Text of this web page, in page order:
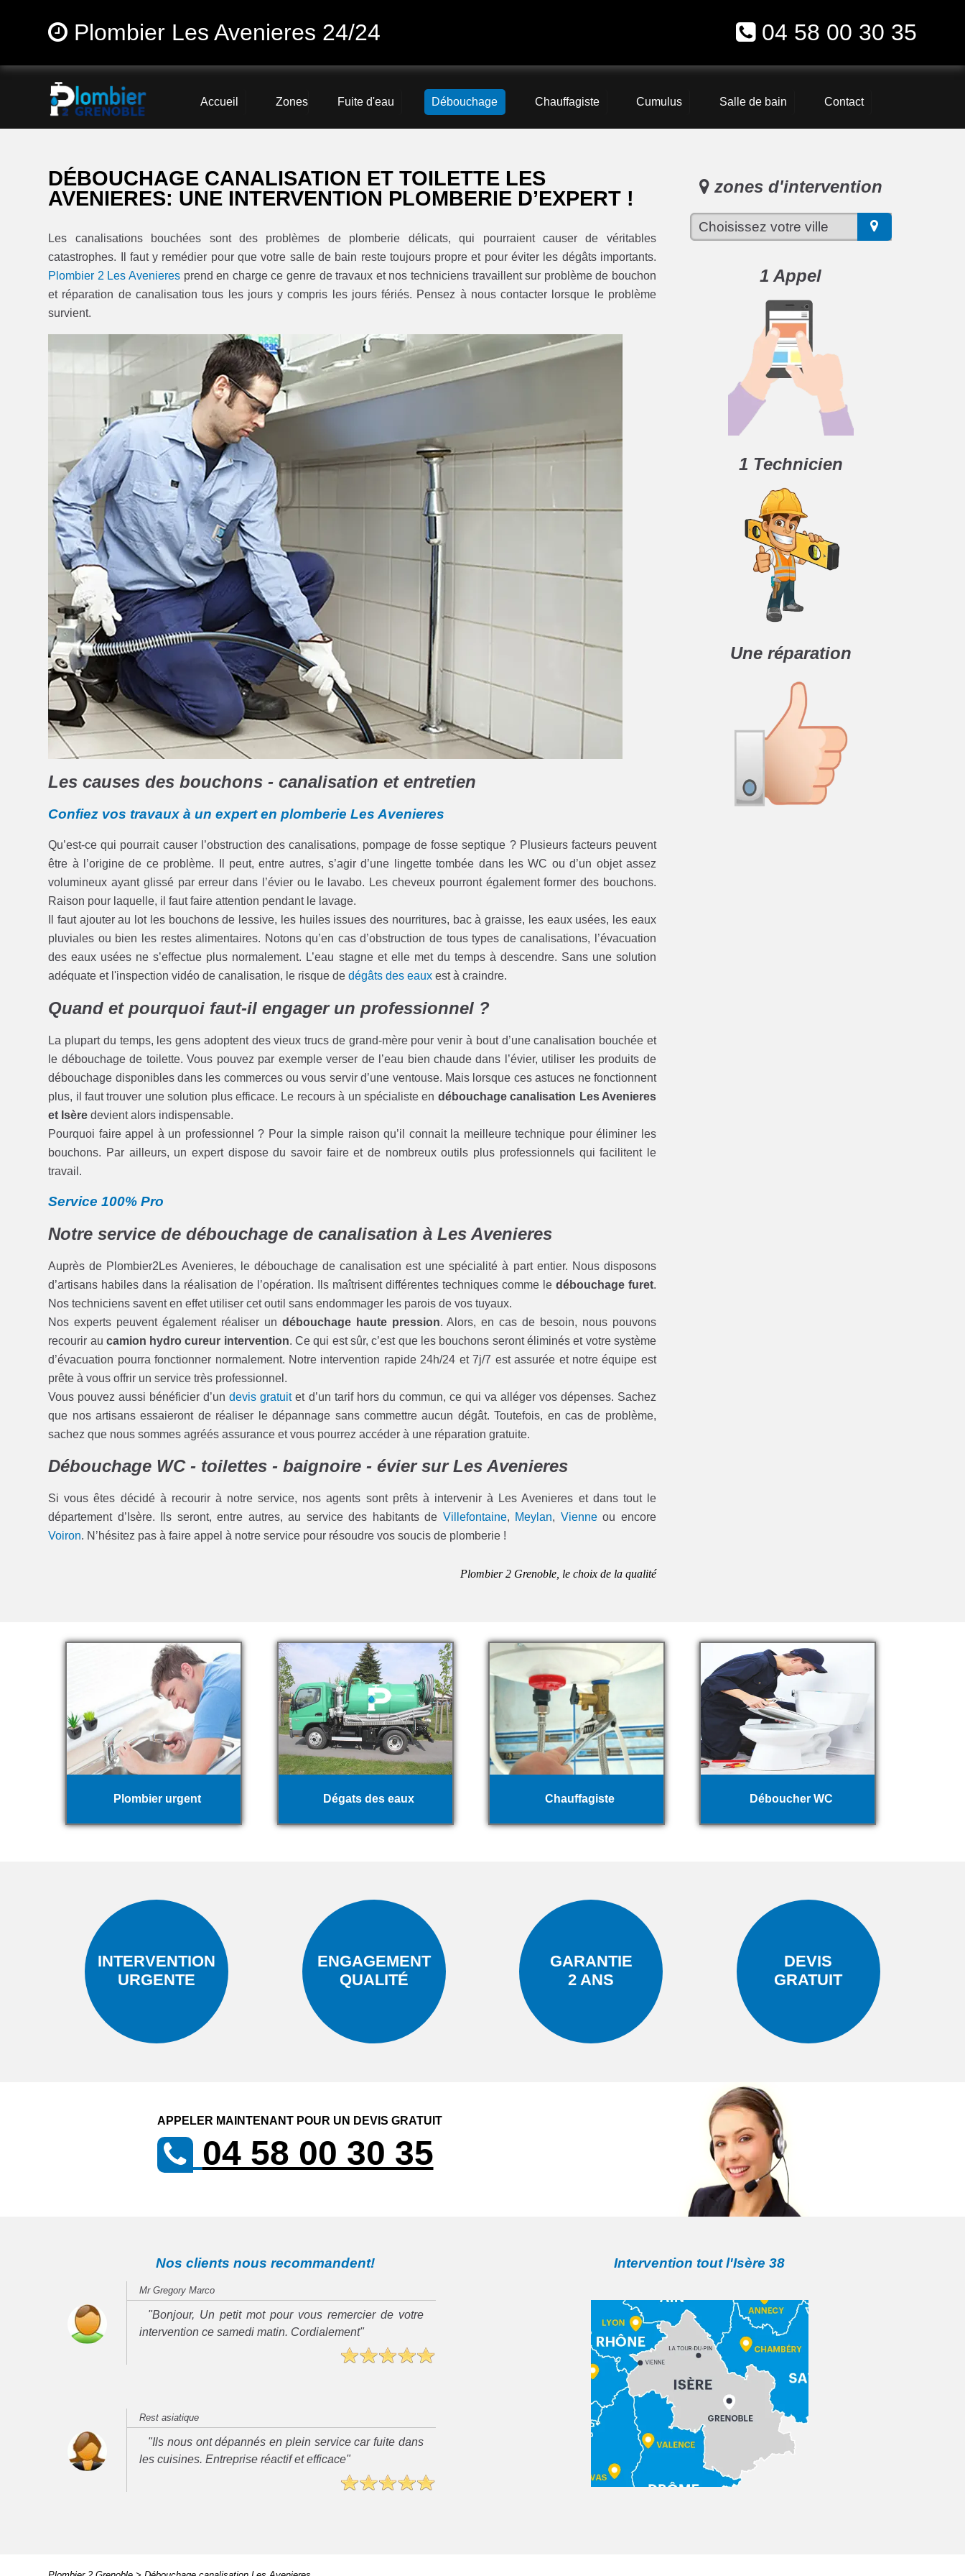
Plombier Les Avenieres 24/24 04 58 00 30 35
Accueil Zones Fuite d'eau Débouchage Chauffagiste Cumulus Salle de bain Contact
DÉBOUCHAGE CANALISATION ET TOILETTE LES
AVENIERES: UNE INTERVENTION PLOMBERIE D’EXPERT !
Les canalisations bouchées sont des problèmes de plomberie délicats, qui pourraient causer de véritables
catastrophes. Il faut y remédier pour que votre salle de bain reste toujours propre et pour éviter les dégâts importants.
Plombier 2 Les Avenieres prend en charge ce genre de travaux et nos techniciens travaillent sur problème de bouchon
et réparation de canalisation tous les jours y compris les jours fériés. Pensez à nous contacter lorsque le problème
survient.
Les causes des bouchons - canalisation et entretien
Confiez vos travaux à un expert en plomberie Les Avenieres
Qu’est-ce qui pourrait causer l’obstruction des canalisations, pompage de fosse septique ? Plusieurs facteurs peuvent
être à l’origine de ce problème. Il peut, entre autres, s’agir d’une lingette tombée dans les WC ou d’un objet assez
volumineux ayant glissé par erreur dans l’évier ou le lavabo. Les cheveux pourront également former des bouchons.
Raison pour laquelle, il faut faire attention pendant le lavage.
Il faut ajouter au lot les bouchons de lessive, les huiles issues des nourritures, bac à graisse, les eaux usées, les eaux
pluviales ou bien les restes alimentaires. Notons qu’en cas d’obstruction de tous types de canalisations, l’évacuation
des eaux usées ne s’effectue plus normalement. L’eau stagne et elle met du temps à descendre. Sans une solution
adéquate et l'inspection vidéo de canalisation, le risque dedégâts des eaux est à craindre.
Quand et pourquoi faut-il engager un professionnel ?
La plupart du temps, les gens adoptent des vieux trucs de grand-mère pour venir à bout d’une canalisation bouchée et
le débouchage de toilette. Vous pouvez par exemple verser de l’eau bien chaude dans l’évier, utiliser les produits de
débouchage disponibles dans les commerces ou vous servir d’une ventouse. Mais lorsque ces astuces ne fonctionnent
plus, il faut trouver une solution plus efficace. Le recours à un spécialiste en débouchage canalisation Les Avenieres
et Isère devient alors indispensable.
Pourquoi faire appel à un professionnel ? Pour la simple raison qu’il connait la meilleure technique pour éliminer les
bouchons. Par ailleurs, un expert dispose du savoir faire et de nombreux outils plus professionnels qui facilitent le
travail.
Service 100% Pro
Notre service de débouchage de canalisation à Les Avenieres
Auprès de Plombier2Les Avenieres, le débouchage de canalisation est une spécialité à part entier. Nous disposons
d’artisans habiles dans la réalisation de l’opération. Ils maîtrisent différentes techniques comme le débouchage furet.
Nos techniciens savent en effet utiliser cet outil sans endommager les parois de vos tuyaux.
Nos experts peuvent également réaliser un débouchage haute pression. Alors, en cas de besoin, nous pouvons
recourir au camion hydro cureur intervention. Ce qui est sûr, c’est que les bouchons seront éliminés et votre système
d’évacuation pourra fonctionner normalement. Notre intervention rapide 24h/24 et 7j/7 est assurée et notre équipe est
prête à vous offrir un service très professionnel.
Vous pouvez aussi bénéficier d’undevis gratuitet d’un tarif hors du commun, ce qui va alléger vos dépenses. Sachez
que nos artisans essaieront de réaliser le dépannage sans commettre aucun dégât. Toutefois, en cas de problème,
sachez que nous sommes agréés assurance et vous pourrez accéder à une réparation gratuite.
Débouchage WC - toilettes - baignoire - évier sur Les Avenieres
Si vous êtes décidé à recourir à notre service, nos agents sont prêts à intervenir à Les Avenieres et dans tout le
département d’Isère. Ils seront, entre autres, au service des habitants de Villefontaine, Meylan, Vienneou encore
Voiron. N’hésitez pas à faire appel à notre service pour résoudre vos soucis de plomberie !
Plombier 2 Grenoble, le choix de la qualité
zones d'intervention
1 Appel
1 Technicien
Une réparation
Plombier urgent Dégats des eaux Chauffagiste Déboucher WC
INTERVENTION
URGENTE
ENGAGEMENT
QUALITÉ
GARANTIE
2 ANS
DEVIS
GRATUIT
APPELER MAINTENANT POUR UN DEVIS GRATUIT
04 58 00 30 35
Nos clients nous recommandent!
Mr Gregory Marco
"Bonjour, Un petit mot pour vous remercier de votre
intervention ce samedi matin. Cordialement"
Rest asiatique
"Ils nous ont dépannés en plein service car fuite dans
les cuisines. Entreprise réactif et efficace"
Intervention tout l'Isère 38